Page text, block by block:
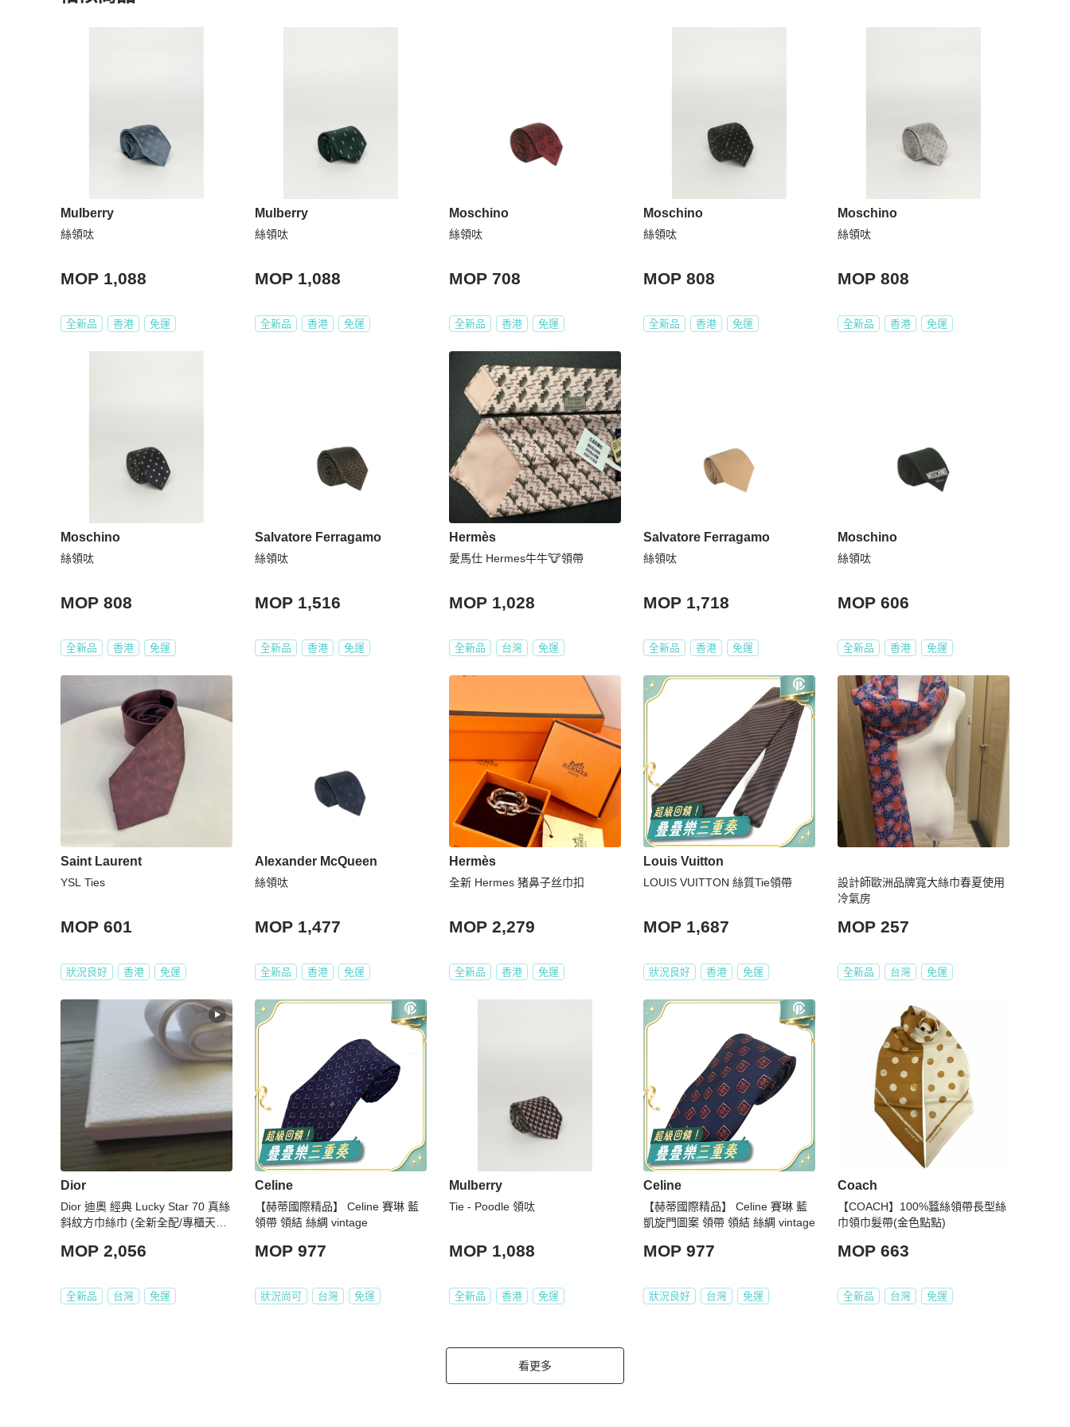
更多相似 Moschino 男士配件
Mulberry
絲領呔
MOP 1,088
全新品 香港 免運
Mulberry
絲領呔
MOP 1,088
全新品 香港 免運
Moschino
絲領呔
MOP 708
全新品 香港 免運
Moschino
絲領呔
MOP 808
全新品 香港 免運
Moschino
絲領呔
MOP 808
全新品 香港 免運
Moschino
絲領呔
MOP 808
全新品 香港 免運
Salvatore Ferragamo
絲領呔
MOP 1,516
全新品 香港 免運
Hermès
愛馬仕 Hermes牛牛🐮領帶
MOP 1,028
全新品 台灣 免運
Salvatore Ferragamo
絲領呔
MOP 1,718
全新品 香港 免運
Moschino
絲領呔
MOP 606
全新品 香港 免運
Saint Laurent
YSL Ties
MOP 601
狀況良好 香港 免運
Alexander McQueen
絲領呔
MOP 1,477
全新品 香港 免運
Hermès
全新 Hermes 猪鼻子丝巾扣
MOP 2,279
全新品 香港 免運
Louis Vuitton
LOUIS VUITTON 絲質Tie領帶
MOP 1,687
狀況良好 香港 免運
設計師歐洲品牌寬大絲巾春夏使用
冷氣房
MOP 257
全新品 台灣 免運
Dior
Dior 迪奧 經典 Lucky Star 70 真絲
斜紋方巾絲巾 (全新全配/專櫃天花
MOP 2,056
全新品 台灣 免運
Celine
【赫蒂國際精品】 Celine 賽琳 藍
領帶 領結 絲綢 vintage
MOP 977
狀況尚可 台灣 免運
Mulberry
Tie - Poodle 領呔
MOP 1,088
全新品 香港 免運
Celine
【赫蒂國際精品】 Celine 賽琳 藍
凱旋門圖案 領帶 領結 絲綢 vintage
MOP 977
狀況良好 台灣 免運
Coach
【COACH】100%蠶絲領帶長型絲
巾領巾髮帶(金色點點)
MOP 663
全新品 台灣 免運
看更多